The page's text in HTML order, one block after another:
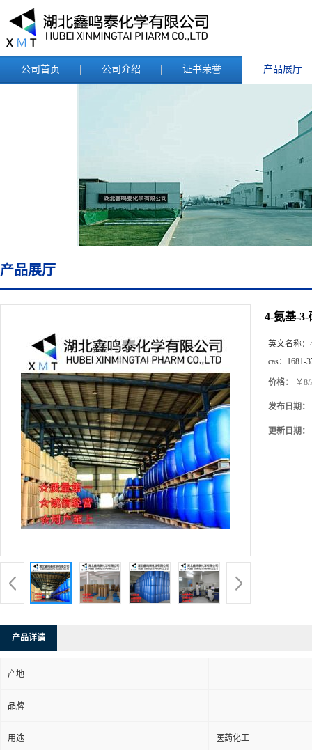
公司首页 公司介绍 证书荣誉 产品展厅
产品展厅
4-氨基-
英文名称：
cas： 1681-
价格： ￥8/
发布日期：
更新日期：
产品详请
产地
品牌
用途 医药化工